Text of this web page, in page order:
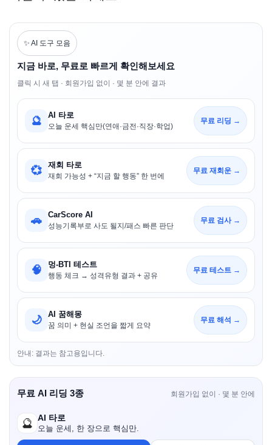
✨ AI 도구 모음
지금 바로, 무료로 빠르게 확인해보세요
클릭 시 새 탭 · 회원가입 없이 · 몇 분 안에 결과
🔮 AI 타로
오늘 운세 핵심만(연애·금전·직장·학업)
무료 리딩 →
💞 재회 타로
재회 가능성 + “지금 할 행동” 한 번에
무료 재회운 →
🚗 CarScore AI
성능기록부로 사도 될지/패스 빠른 판단
무료 검사 →
🧠 멍-BTI 테스트
행동 체크 → 성격유형 결과 + 공유
무료 테스트 →
🌙 AI 꿈해몽
꿈 의미 + 현실 조언을 짧게 요약
무료 해석 →
안내: 결과는 참고용입니다.
무료 AI 리딩 3종 회원가입 없이 · 몇 분 안에
🔮 AI 타로
오늘 운세, 한 장으로 핵심만.